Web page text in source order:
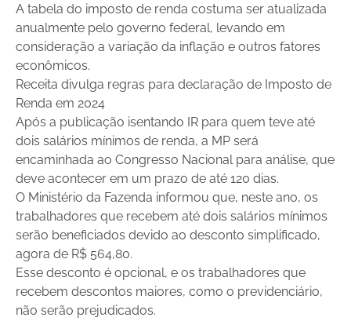
A tabela do imposto de renda costuma ser atualizada
anualmente pelo governo federal, levando em
consideração a variação da inflação e outros fatores
econômicos.
Receita divulga regras para declaração de Imposto de
Renda em 2024
Após a publicação isentando IR para quem teve até
dois salários mínimos de renda, a MP será
encaminhada ao Congresso Nacional para análise, que
deve acontecer em um prazo de até 120 dias.
O Ministério da Fazenda informou que, neste ano, os
trabalhadores que recebem até dois salários mínimos
serão beneficiados devido ao desconto simplificado,
agora de R$ 564,80.
Esse desconto é opcional, e os trabalhadores que
recebem descontos maiores, como o previdenciário,
não serão prejudicados.